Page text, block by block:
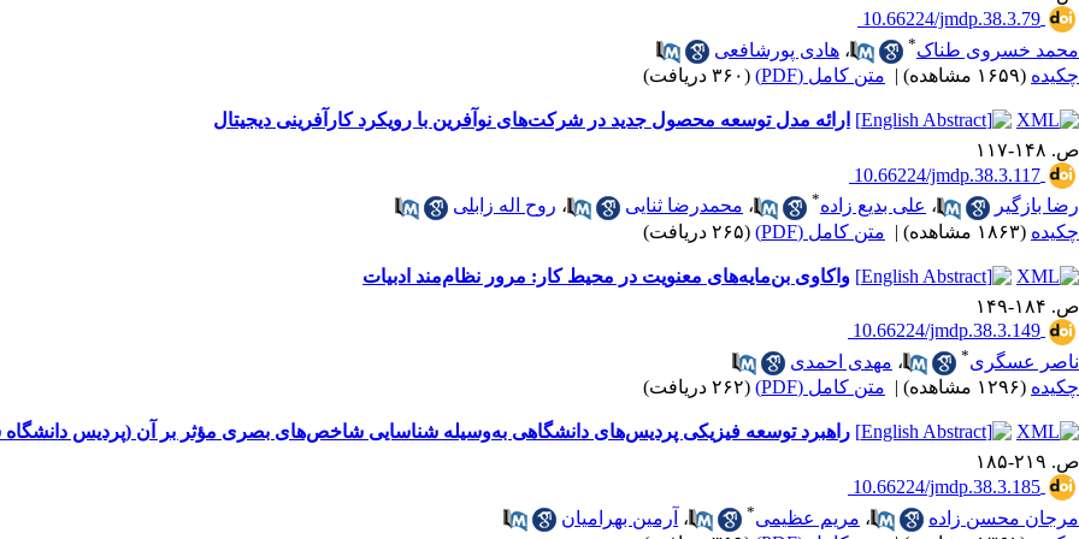
‎ 10.66224/jmdp.38.3.79
محمد خسروی طناک* ، هادی پورشافعی
چکیده (۱۶۵۹ مشاهده) | متن کامل (PDF) (۳۶۰ دریافت)
ارائه مدل توسعه محصول جدید در شرکت‌های نوآفرین با رویکرد کارآفرینی دیجیتال
ص. ۱۴۸-۱۱۷
‎ 10.66224/jmdp.38.3.117
رضا بازگیر
، علی بدیع زاده* ، محمدرضا ثنایی ، روح اله زابلی
چکیده (۱۸۶۳ مشاهده) | متن کامل (PDF) (۲۶۵ دریافت)
واکاوی بن‌مایه‌های معنویت در محیط کار: مرور نظام‌مند ادبیات
ص. ۱۸۴-۱۴۹
‎ 10.66224/jmdp.38.3.149
ناصر عسگری* ، مهدی احمدی
چکیده (۱۲۹۶ مشاهده) | متن کامل (PDF) (۲۶۲ دریافت)
راهبرد توسعه فیزیکی پردیس‌های دانشگاهی به‌وسیله شناسایی شاخص‌های بصری مؤثر بر آن (پردیس دانشگاه
ص. ۲۱۹-۱۸۵
‎ 10.66224/jmdp.38.3.185
مرجان محسن زاده
، مریم عظیمی* ، آرمین بهرامیان